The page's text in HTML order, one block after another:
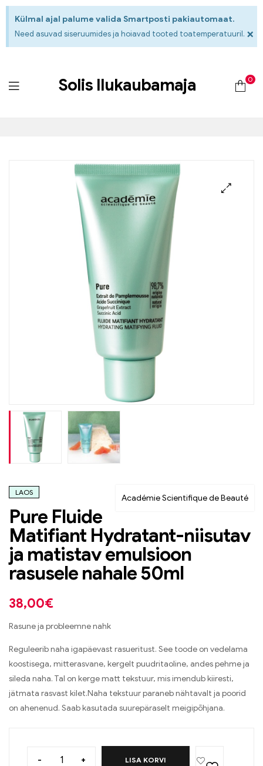
Külmal ajal palume valida Smartposti pakiautomaat.
Need asuvad siseruumides ja hoiavad tooted toatemperatuuril. ×
Solis Ilukaubamaja 0
Académie Scientifique de Beauté
LAOS
Pure Fluide
Matifiant Hydratant-niisutav
ja matistav emulsioon
rasusele nahale 50ml
38,00€
Rasune ja probleemne nahk
Reguleerib naha igapäevast rasueritust. See toode on vedelama
koostisega, mitterasvane, kergelt puudritaoline, andes pehme ja
sileda naha. Tal on kerge matt tekstuur, mis imendub kiiresti,
jätmata rasvast kilet.Naha tekstuur paraneb nähtavalt ja poorid
on ahenenud. Saab kasutada suurepäraselt meigipõhjana.
- + LISA KORVI